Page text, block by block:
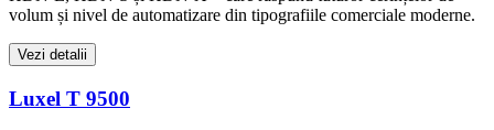
volum și nivel de automatizare din tipografiile comerciale moderne.
Vezi detalii
Luxel T 9500